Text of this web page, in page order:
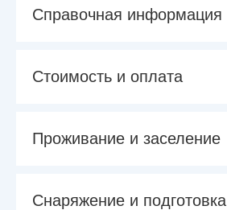
Справочная информация
Стоимость и оплата
Проживание и заселение
Снаряжение и подготовка